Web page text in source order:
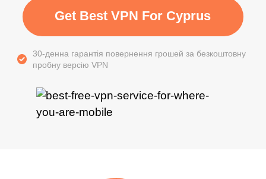
Get Best VPN For Cyprus
30-денна гарантія повернення грошей за безкоштовну
пробну версію VPN